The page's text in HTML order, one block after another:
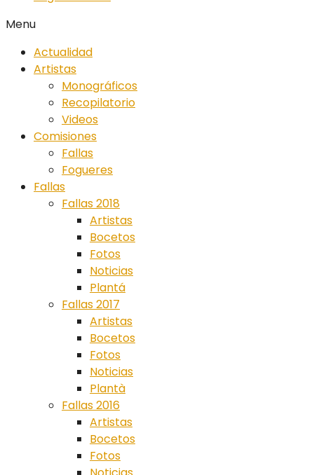
Menu
Actualidad
Artistas
Monográficos
Recopilatorio
Videos
Comisiones
Fallas
Fogueres
Fallas
Fallas 2018
Artistas
Bocetos
Fotos
Noticias
Plantá
Fallas 2017
Artistas
Bocetos
Fotos
Noticias
Plantà
Fallas 2016
Artistas
Bocetos
Fotos